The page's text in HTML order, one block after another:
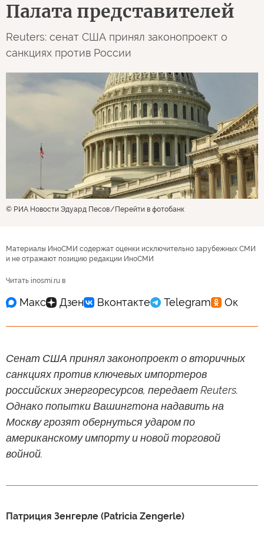
Палата представителей
Reuters: сенат США принял законопроект о
санкциях против России
© РИА Новости Эдуард Песов Перейти в фотобанк
Материалы ИноСМИ содержат оценки исключительно зарубежных СМИ
и не отражают позицию редакции ИноСМИ
Читать inosmi.ru в
Сенат США принял законопроект о вторичных
санкциях против ключевых импортеров
российских энергоресурсов, передает Reuters.
Однако попытки Вашингтона надавить на
Москву грозят обернуться ударом по
американскому импорту и новой торговой
войной.
Патриция Зенгерле (Patricia Zengerle)